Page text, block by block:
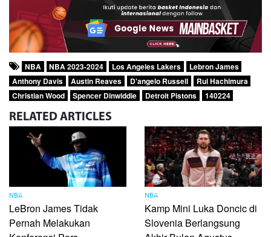
NBA NBA 2023-2024 Los Angeles Lakers
Lebron James
Anthony Davis
Austin Reaves D'angelo Russell
Rui Hachimura
Christian Wood
Spencer Dinwiddie Detroit Pistons 140224
RELATED ARTICLES
NBA
LeBron James Tidak
Pernah Melakukan
NBA
Kamp Mini Luka Doncic di
Slovenia Berlangsung